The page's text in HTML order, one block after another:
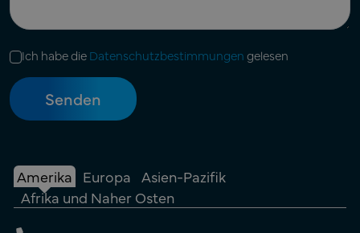
Ich habe dieDatenschutzbestimmungengelesen
Amerika Europa Asien-Pazifik
Afrika und Naher Osten